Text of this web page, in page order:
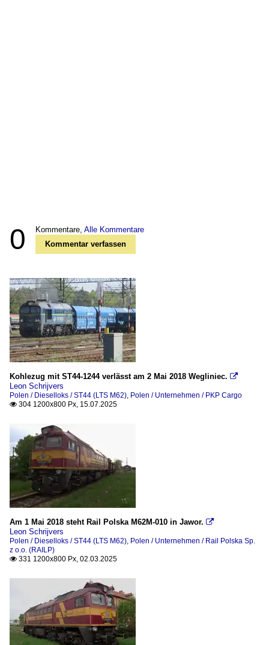
0 Kommentare, Alle Kommentare
Kommentar verfassen
Kohlezug mit ST44-1244 verlässt am 2 Mai 2018 Wegliniec. 
Leon Schrijvers
Polen / Dieselloks / ST44 (LTS M62), Polen / Unternehmen / PKP Cargo
 304 1200x800 Px, 15.07.2025
Am 1 Mai 2018 steht Rail Polska M62M-010 in Jawor. 
Leon Schrijvers
Polen / Dieselloks / ST44 (LTS M62), Polen / Unternehmen / Rail Polska Sp.
z o.o. (RAILP)
 331 1200x800 Px, 02.03.2025